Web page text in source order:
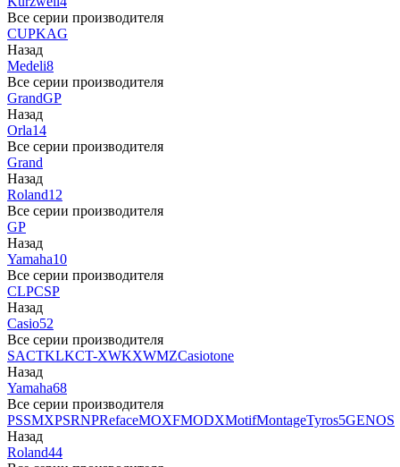
Все серии производителя
CUPKAG
Назад
Medeli8
Все серии производителя
GrandGP
Назад
Orla14
Все серии производителя
Grand
Назад
Roland12
Все серии производителя
GP
Назад
Yamaha10
Все серии производителя
CLPCSP
Назад
Casio52
Все серии производителя
SACTKLKCT-XWKXWMZCasiotone
Назад
Yamaha68
Все серии производителя
PSSMXPSRNPRefaceMOXFMODXMotifMontageTyros5GENOS
Назад
Roland44